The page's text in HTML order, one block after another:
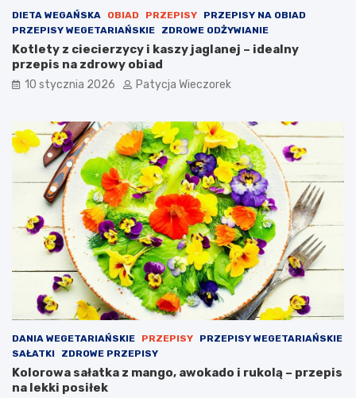
DIETA WEGAŃSKA OBIAD PRZEPISY
PRZEPISY NA OBIAD
PRZEPISY WEGETARIAŃSKIE
ZDROWE ODŻYWIANIE
Kotlety z ciecierzycy i kaszy jaglanej – idealny
przepis na zdrowy obiad
10 stycznia 2026 Patycja Wieczorek
DANIA WEGETARIAŃSKIE PRZEPISY
PRZEPISY WEGETARIAŃSKIE
SAŁATKI
ZDROWE PRZEPISY
Kolorowa sałatka z mango, awokado i rukolą – przepis
na lekki posiłek